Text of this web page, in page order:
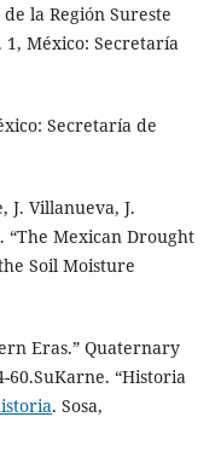
la Región Sureste
1, México: Secretaría
Secretaría de
J. Villanueva, J.
“The Mexican Drought
Soil Moisture
Eras.” Quaternary
60.SuKarne. “Historia
. Sosa,